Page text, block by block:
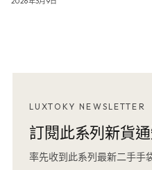
LUXTOKY NEWSLETTER
訂閱此系列新貨
率先收到此系列最新二手手